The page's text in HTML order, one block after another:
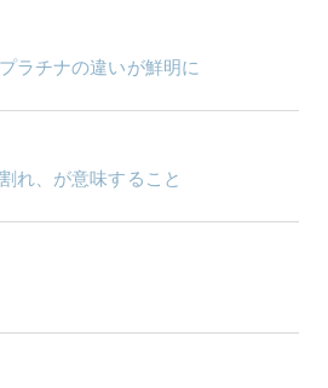
ラチナの違いが鮮明に
れ、が意味すること